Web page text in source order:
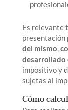
Es relevante
presentación
del mismo,
desarrollado
impositivo y
sujetas al
Cómo